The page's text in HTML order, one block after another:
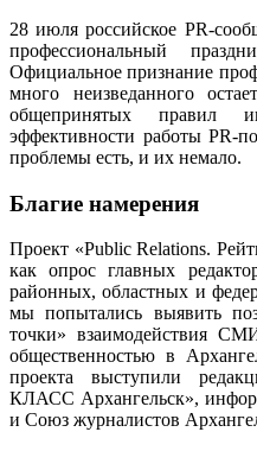
28 июля российское PR-
профессиональный
Официальное признание
много неизведанного
общепринятых правил
эффективности работы PR-
проблемы есть, и их немало.
Благие намерения
Проект «Public Relations.
как опрос главных
районных, областных и
мы попытались выявить
точки» взаимодействия
общественностью в
проекта выступили
КЛАСС Архангельск»,
и Союз журналистов